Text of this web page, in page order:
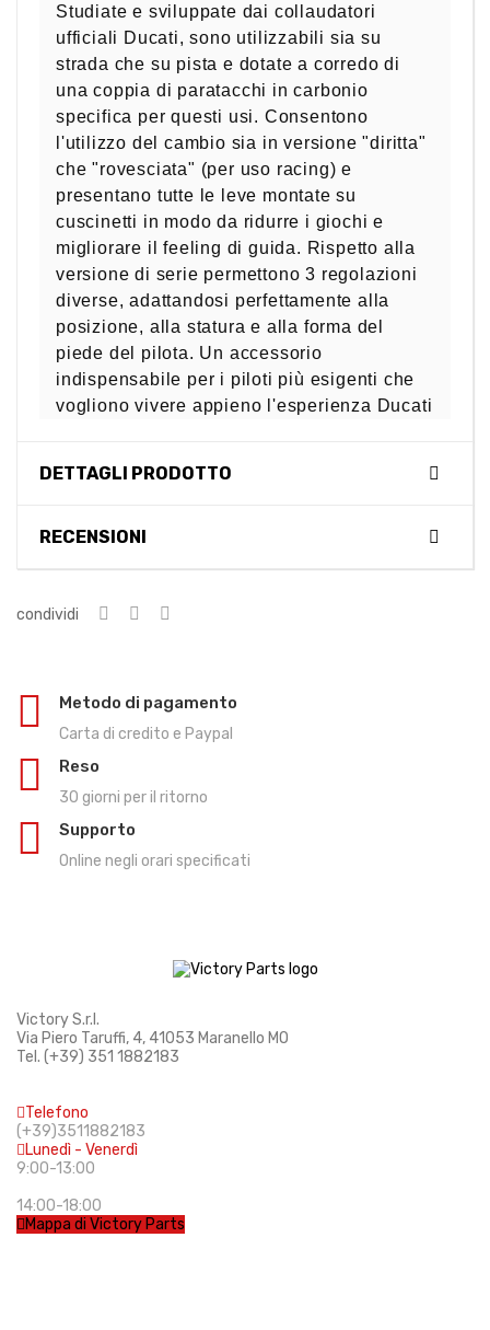
Studiate e sviluppate dai collaudatori
ufficiali Ducati, sono utilizzabili sia su
strada che su pista e dotate a corredo di
una coppia di paratacchi in carbonio
specifica per questi usi. Consentono
l'utilizzo del cambio sia in versione "diritta"
che "rovesciata" (per uso racing) e
presentano tutte le leve montate su
cuscinetti in modo da ridurre i giochi e
migliorare il feeling di guida. Rispetto alla
versione di serie permettono 3 regolazioni
diverse, adattandosi perfettamente alla
posizione, alla statura e alla forma del
piede del pilota. Un accessorio
indispensabile per i piloti più esigenti che
vogliono vivere appieno l'esperienza Ducati
DETTAGLI PRODOTTO
RECENSIONI
condividi
Metodo di pagamento
Carta di credito e Paypal
Reso
30 giorni per il ritorno
Supporto
Online negli orari specificati
Victory S.r.l.
Via Piero Taruffi, 4, 41053 Maranello MO
Tel. (+39) 351 1882183
Telefono
(+39)3511882183
Lunedì - Venerdì
9:00-13:00
14:00-18:00
Mappa di Victory Parts